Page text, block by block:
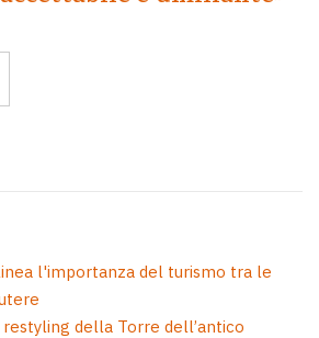
l'importanza del turismo tra le
restyling della Torre dell’antico